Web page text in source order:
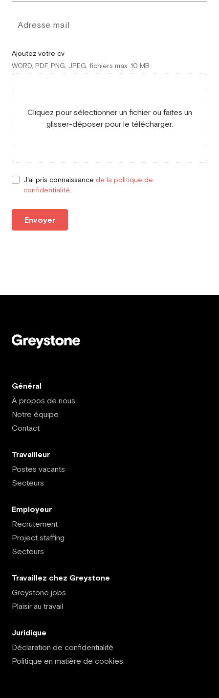
Ajoutez votre cv
WORD, PDF, PNG, JPEG, fichiers max. 10 MB
Cliquez pour sélectionner un fichier ou faites un
glisser-déposer pour le télécharger.
J'ai pris connaissance de la politique de
confidentialité
Envoyer
Général
À propos de nous
Notre équipe
Contact
Travailleur
Postes vacants
Secteurs
Employeur
Recrutement
Project staffing
Secteurs
Travaillez chez Greystone
Greystone jobs
Plaisir au travail
Juridique
Déclaration de confidentialité
Politique en matière de cookies